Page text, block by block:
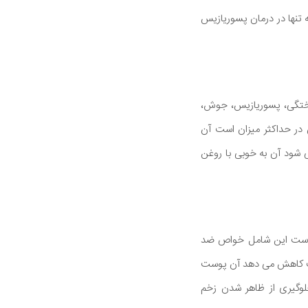
در درمان پسوریازیس
پسوریازیس، جوش،
حداکثر میزان است آن
آن به خوبی با روغن
است این شامل خواص ضد
کاهش می دهد آن پوست
از ظاهر شدن زخم